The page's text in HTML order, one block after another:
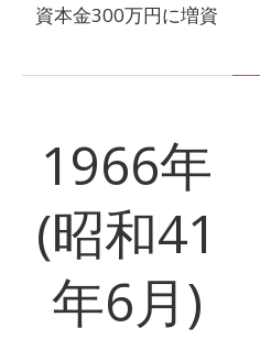
資本金300万円に増資
1966年
(昭和41
年6月)